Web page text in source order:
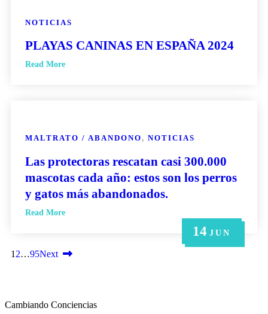
14 JUN
6 MAY
6 MAY
21 JUN
NOTICIAS
PLAYAS CANINAS EN ESPAÑA 2024
Read More
14 JUN
MALTRATO / ABANDONO, NOTICIAS
Las protectoras rescatan casi 300.000
mascotas cada año: estos son los perros
y gatos más abandonados.
Read More
1 2…95Next
Cambiando Conciencias